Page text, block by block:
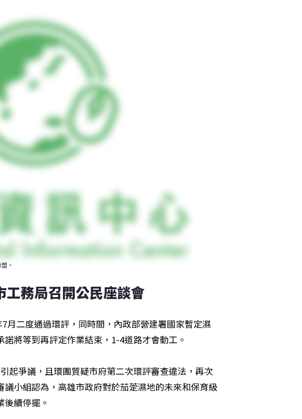
。
工務局召開公民座談會
月二度通過環評，同時間，內政部營建署國家暫定濕
將等到再評定作業結束，1-4道路才會動工。
起爭議，且環團質疑市府第二次環評審查違法，再次
小組認為，高雄市政府對於茄萣濕地的未來和保育級
續停擺。